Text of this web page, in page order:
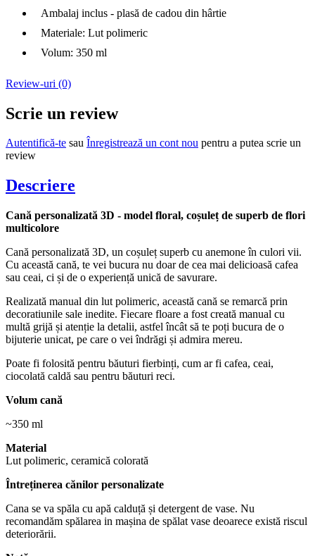
Ambalaj inclus - plasă de cadou din hârtie
Materiale: Lut polimeric
Volum: 350 ml
Review-uri (0)
Scrie un review
Autentifică-te sau Înregistrează un cont nou pentru a putea scrie un
review
Descriere
Cană personalizată 3D - model floral, coșuleț de superb de flori
multicolore
Cană personalizată 3D, un coșuleț superb cu anemone în culori vii.
Cu această cană, te vei bucura nu doar de cea mai delicioasă cafea
sau ceai, ci și de o experiență unică de savurare.
Realizată manual din lut polimeric, această cană se remarcă prin
decoratiunile sale inedite. Fiecare floare a fost creată manual cu
multă grijă și atenție la detalii, astfel încât să te poți bucura de o
bijuterie unicat, pe care o vei îndrăgi și admira mereu.
Poate fi folosită pentru băuturi fierbinți, cum ar fi cafea, ceai,
ciocolată caldă sau pentru băuturi reci.
Volum cană
~350 ml
Material
Lut polimeric, ceramică colorată
Întreținerea cănilor personalizate
Cana se va spăla cu apă calduță și detergent de vase. Nu
recomandăm spălarea in mașina de spălat vase deoarece există riscul
deteriorării.